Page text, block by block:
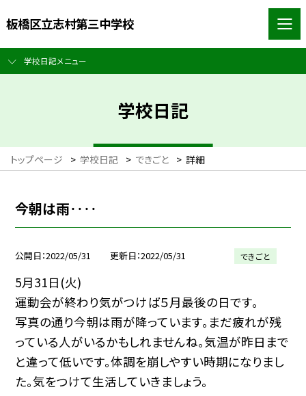
板橋区立志村第三中学校
学校日記メニュー
学校日記
トップページ > 学校日記 > できごと > 詳細
今朝は雨‥‥
公開日 2022/05/31 更新日 2022/05/31 できごと
5月31日(火)
運動会が終わり気がつけば５月最後の日です。
写真の通り今朝は雨が降っています。まだ疲れが残
っている人がいるかもしれませんね。気温が昨日まで
と違って低いです。体調を崩しやすい時期になりまし
た。気をつけて生活していきましょう。